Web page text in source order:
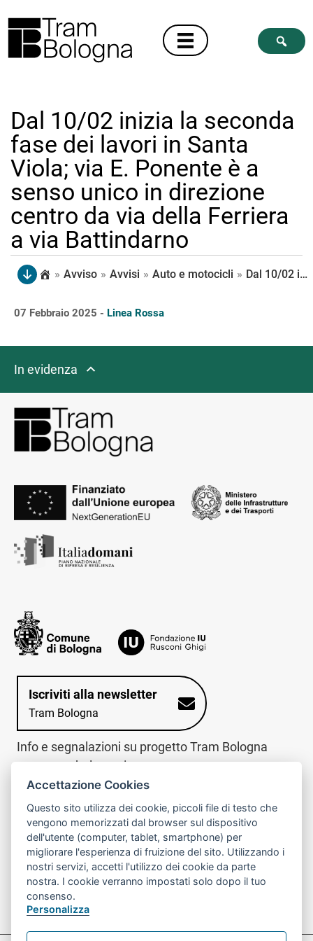
Dal 10/02 inizia la seconda
fase dei lavori in Santa
Viola; via E. Ponente è a
senso unico in direzione
centro da via della Ferriera
a via Battindarno
» Avviso » Avvisi » Auto e motocicli » Dal 10/02 inizia la seconda fase dei lavori in Santa Viola; via E. Ponente è a senso unico in direzione centro da via della Ferriera a via Battindarno
07 Febbraio 2025 - Linea Rossa
In evidenza
Iscriviti alla newsletter
Tram Bologna
Info e segnalazioni su progetto Tram Bologna
www.trambologna.it
trova infopoint sulla mappa interattiva
Trova l'infopoint
più vicino
telefona al call center
Chiama il call
center
800078611
Contatto cantiere per emergenze nei giorni festivi
o nelle ore notturne:366 65 36 063
Accettazione Cookies
Questo sito utilizza dei cookie, piccoli file di testo che
vengono memorizzati dal browser sul dispositivo
dell'utente (computer, tablet, smartphone) per
migliorare l'esperienza di fruizione del sito. Utilizzando i
nostri servizi, accetti l'utilizzo dei cookie da parte
nostra. I cookie verranno impostati solo dopo il tuo
consenso.
Personalizza